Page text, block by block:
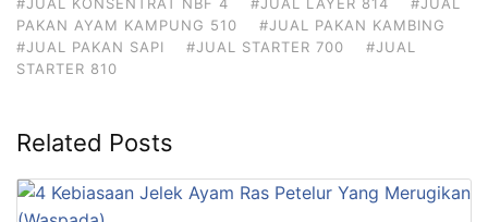
#JUAL KONSENTRAT NBF 4 #JUAL LAYER 814
#JUAL
PAKAN AYAM KAMPUNG 510
#JUAL PAKAN KAMBING
#JUAL PAKAN SAPI
#JUAL STARTER 700
#JUAL
STARTER 810
Related Posts